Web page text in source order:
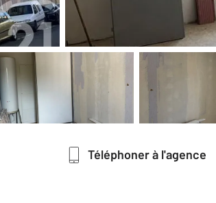
Téléphoner à l'agence